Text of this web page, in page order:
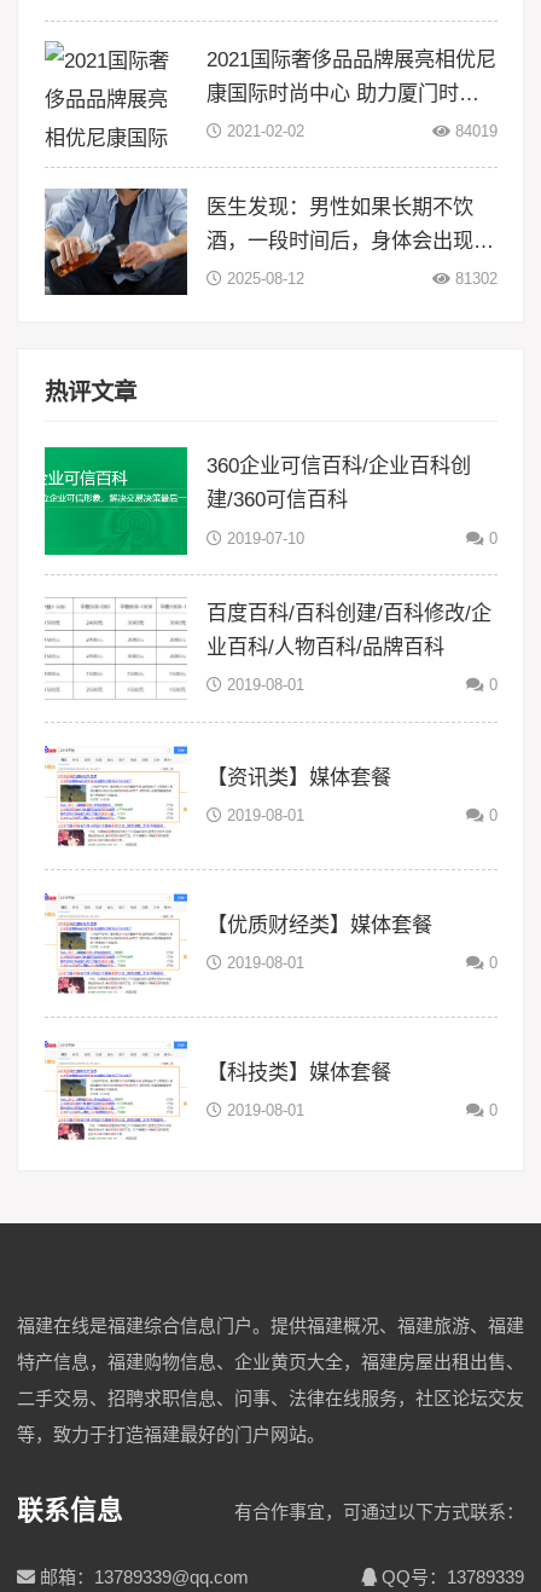
2021国际奢侈品品牌展亮相优尼
康国际时尚中心 助力厦门时尚
升级2021-02-02 84019
医生发现：男性如果长期不饮
酒，一段时间后，身体会出现5
大变化
2025-08-12 81302
热评文章
360企业可信百科/企业百科创
建/360可信百科
2019-07-10 0
百度百科/百科创建/百科修改/企
业百科/人物百科/品牌百科
2019-08-01 0
【资讯类】媒体套餐
2019-08-01 0
【优质财经类】媒体套餐
2019-08-01 0
【科技类】媒体套餐
2019-08-01 0
福建在线是福建综合信息门户。提供福建概况、福建旅游、福建
特产信息，福建购物信息、企业黄页大全，福建房屋出租出售、
二手交易、招聘求职信息、问事、法律在线服务，社区论坛交友
等，致力于打造福建最好的门户网站。
联系信息 有合作事宜，可通过以下方式联系：
邮箱：13789339@qq.com QQ号：13789339